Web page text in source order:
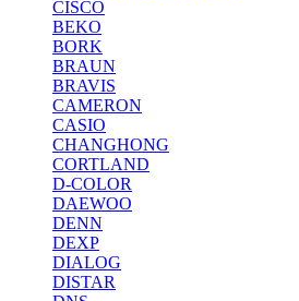
CISCO
BEKO
BORK
BRAUN
BRAVIS
CAMERON
CASIO
CHANGHONG
CORTLAND
D-COLOR
DAEWOO
DENN
DEXP
DIALOG
DISTAR